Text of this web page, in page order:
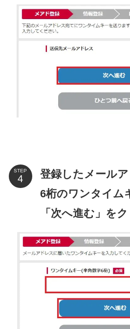
STEP
登録したメール
6桁のワンタイム
「次へ進む」を